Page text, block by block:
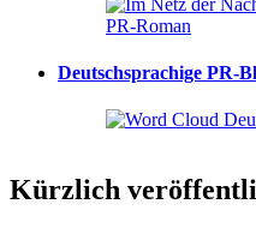
Deutschsprachige PR-
Kürzlich